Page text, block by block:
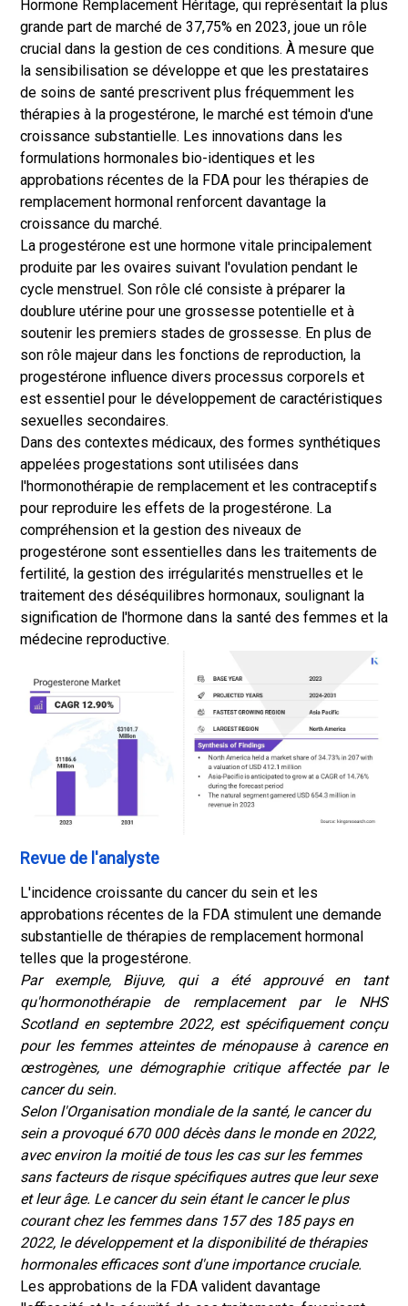
Hormone Remplacement Héritage, qui représentait la plus
grande part de marché de 37,75% en 2023, joue un rôle
crucial dans la gestion de ces conditions. À mesure que
la sensibilisation se développe et que les prestataires
de soins de santé prescrivent plus fréquemment les
thérapies à la progestérone, le marché est témoin d'une
croissance substantielle. Les innovations dans les
formulations hormonales bio-identiques et les
approbations récentes de la FDA pour les thérapies de
remplacement hormonal renforcent davantage la
croissance du marché.
La progestérone est une hormone vitale principalement
produite par les ovaires suivant l'ovulation pendant le
cycle menstruel. Son rôle clé consiste à préparer la
doublure utérine pour une grossesse potentielle et à
soutenir les premiers stades de grossesse. En plus de
son rôle majeur dans les fonctions de reproduction, la
progestérone influence divers processus corporels et
est essentiel pour le développement de caractéristiques
sexuelles secondaires.
Dans des contextes médicaux, des formes synthétiques
appelées progestations sont utilisées dans
l'hormonothérapie de remplacement et les contraceptifs
pour reproduire les effets de la progestérone. La
compréhension et la gestion des niveaux de
progestérone sont essentielles dans les traitements de
fertilité, la gestion des irrégularités menstruelles et le
traitement des déséquilibres hormonaux, soulignant la
signification de l'hormone dans la santé des femmes et la
médecine reproductive.
Revue de l'analyste
L'incidence croissante du cancer du sein et les
approbations récentes de la FDA stimulent une demande
substantielle de thérapies de remplacement hormonal
telles que la progestérone.
Par exemple, Bijuve, qui a été approuvé en tant
qu'hormonothérapie de remplacement par le NHS
Scotland en septembre 2022, est spécifiquement conçu
pour les femmes atteintes de ménopause à carence en
œstrogènes, une démographie critique affectée par le
cancer du sein.
Selon l'Organisation mondiale de la santé, le cancer du
sein a provoqué 670 000 décès dans le monde en 2022,
avec environ la moitié de tous les cas sur les femmes
sans facteurs de risque spécifiques autres que leur sexe
et leur âge. Le cancer du sein étant le cancer le plus
courant chez les femmes dans 157 des 185 pays en
2022, le développement et la disponibilité de thérapies
hormonales efficaces sont d'une importance cruciale.
Les approbations de la FDA valident davantage